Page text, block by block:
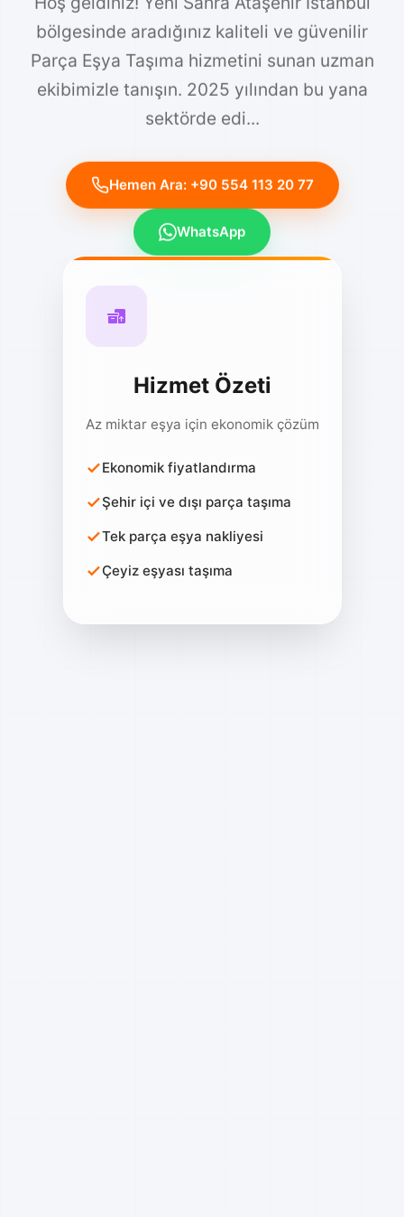
bölgesinde aradığınız kaliteli ve güvenilir
Parça Eşya Taşıma hizmetini sunan uzman
ekibimizle tanışın. 2025 yılından bu yana
sektörde edi...
Hizmet Özeti
Az miktar eşya için ekonomik çözüm
Ekonomik fiyatlandırma
Şehir içi ve dışı parça taşıma
Tek parça eşya nakliyesi
Çeyiz eşyası taşıma